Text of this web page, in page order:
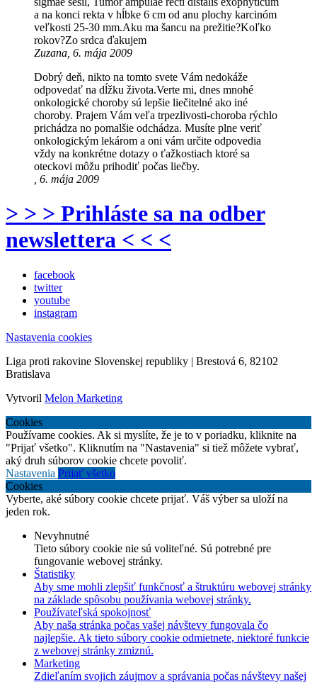
a na konci rekta v hĺbke 6 cm od anu plochy karcinóm
veľkosti 25-30 mm.Aku ma šancu na prežitie?Koľko
rokov?Zo srdca ďakujem
Zuzana, 6. mája 2009
Dobrý deň, nikto na tomto svete Vám nedokáže
odpovedať na dĺžku života.Verte mi, dnes mnohé
onkologické choroby sú lepšie liečitelné ako iné
choroby. Prajem Vám veľa trpezlivosti-choroba rýchlo
prichádza no pomalšie odchádza. Musíte plne veriť
onkologickým lekárom a oni vám určite odpovedia
vždy na konkrétne dotazy o ťažkostiach ktoré sa
oteckovi môžu prihodiť počas liečby.
, 6. mája 2009
> > > Prihláste sa na odber
newslettera < < <
facebook
twitter
youtube
instagram
Nastavenia cookies
Liga proti rakovine Slovenskej republiky | Brestová 6, 82102
Bratislava
Vytvoril Melon Marketing
Cookies
Používame cookies. Ak si myslíte, že je to v poriadku, kliknite na
"Prijať všetko". Kliknutím na "Nastavenia" si tiež môžete vybrať,
aký druh súborov cookie chcete povoliť.
Nastavenia Prijať všetko
Cookies
Vyberte, aké súbory cookie chcete prijať. Váš výber sa uloží na
jeden rok.
Nevyhnutné
Tieto súbory cookie nie sú voliteľné. Sú potrebné pre
fungovanie webovej stránky.
Štatistiky
Aby sme mohli zlepšiť funkčnosť a štruktúru webovej stránky
na základe spôsobu používania webovej stránky.
Používateľská spokojnosť
Aby naša stránka počas vašej návštevy fungovala čo
najlepšie. Ak tieto súbory cookie odmietnete, niektoré funkcie
z webovej stránky zmiznú.
Marketing
Zdieľaním svojich záujmov a správania počas návštevy našej